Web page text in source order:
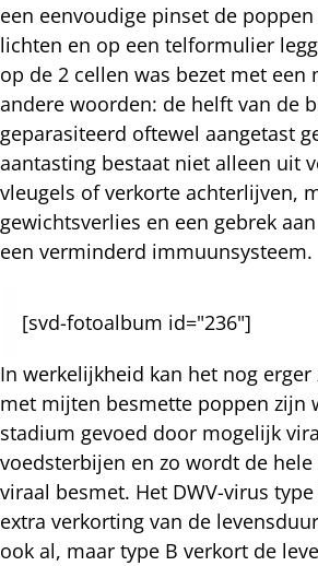
een eenvoudige pinset de
lichten en op een telformulier
op de 2 cellen was bezet met
andere woorden: de helft van de
geparasiteerd oftewel aangetast
aantasting bestaat niet alleen uit
vleugels of verkorte achterlijven,
gewichtsverlies en een gebrek
een verminderd immuunsysteem.
[svd-fotoalbum id="236"]
In werkelijkheid kan het nog
met mijten besmette poppen zijn
stadium gevoed door mogelijk
voedsterbijen en zo wordt de
viraal besmet. Het DWV-virus
extra verkorting van de
ook al, maar type B verkort de